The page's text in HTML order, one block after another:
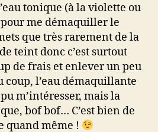
tonique (à la violette ou
pour me démaquiller le
que très rarement de la
teint donc c’est surtout
de frais et enlever un peu
coup, l’eau démaquillante
m’intéresser, mais la
bof bof… C’est bien de
quand même !